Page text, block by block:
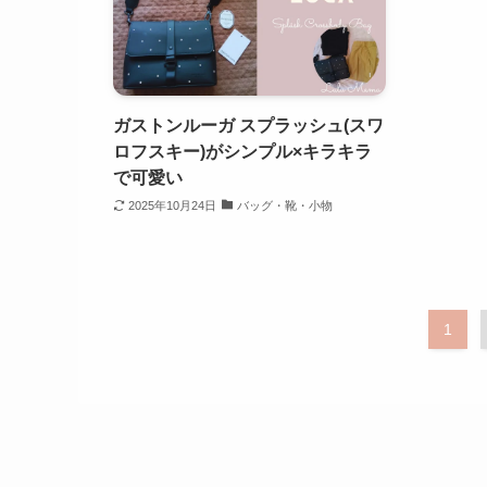
ガストンルーガ スプラッシュ(スワ
ロフスキー)がシンプル×キラキラ
で可愛い
2025年10月24日 バッグ・靴・小物
1